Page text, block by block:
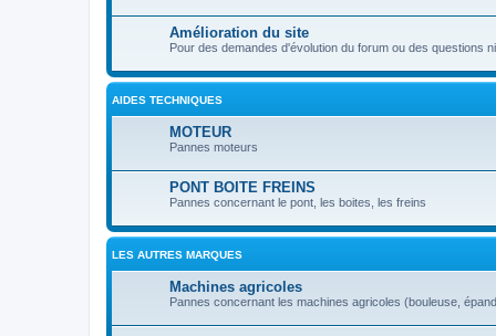
Amélioration du site
Pour des demandes d'évolution du forum ou des questions
AIDES TECHNIQUES
MOTEUR
Pannes moteurs
PONT BOITE FREINS
Pannes concernant le pont, les boites, les freins
LES AUTRES MARQUES
Machines agricoles
Pannes concernant les machines agricoles (bouleuse,